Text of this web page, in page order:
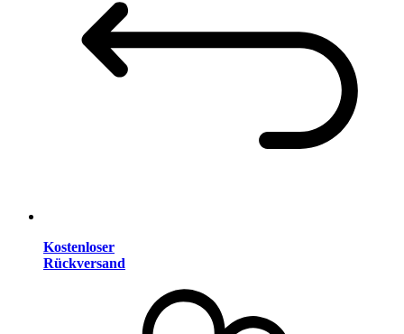
Kostenloser
Rückversand